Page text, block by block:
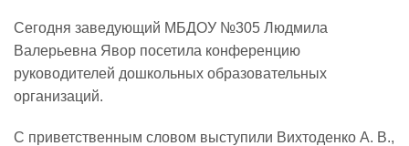
Напишите нам
Сегодня заведующий МБДОУ №305 Людмила
Валерьевна Явор посетила конференцию
руководителей дошкольных образовательных
организаций.
С приветственным словом выступили Вихтоденко А. В.,